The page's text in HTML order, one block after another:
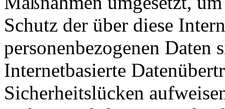
Schutz der über diese
personenbezogenen Daten
Internetbasierte
Sicherheitslücken